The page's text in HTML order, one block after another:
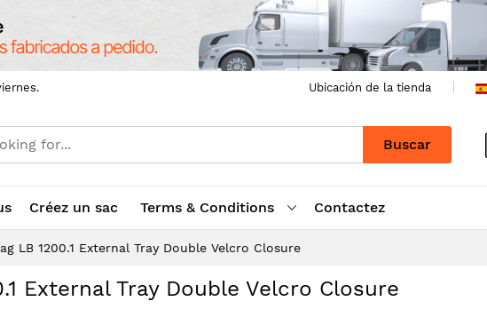
Ubicación de la tienda
Buscar
Créez un sac Terms & Conditions Contactez
LB 1200.1 External Tray Double Velcro Closure
External Tray Double Velcro Closure